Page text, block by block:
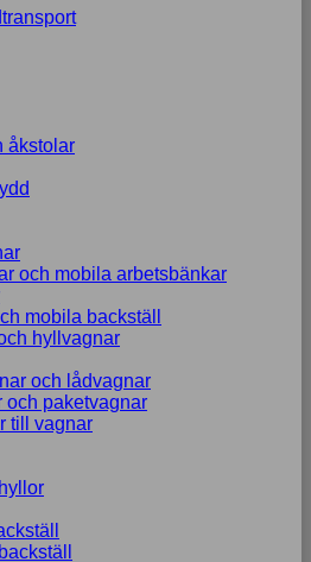
åkstolar
och mobila arbetsbänkar
mobila backställ
hyllvagnar
och lådvagnar
och paketvagnar
till vagnar